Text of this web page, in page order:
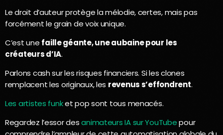
Le droit d’auteur protège la mélodie, certes, mais pas
forcément le grain de voix unique.
C’est une faille géante, une aubaine pour les
créateurs d’IA.
Parlons cash sur les risques financiers. Si les clones
remplacent les originaux, les revenus s’effondrent.
Les artistes funket pop sont tous menacés.
Regardez l’essor desanimateurs IA sur YouTubepour